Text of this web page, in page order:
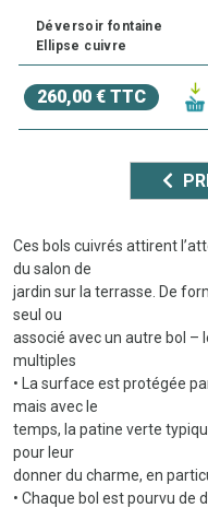
Déversoir fontaine
Ellipse cuivre
260,00 € TTC
Ces bols cuivrés attirent
du salon de
jardin sur la terrasse. De
seul ou
associé avec un autre bol –
multiples
• La surface est protégée
mais avec le
temps, la patine verte
pour leur
donner du charme, en
• Chaque bol est pourvu de